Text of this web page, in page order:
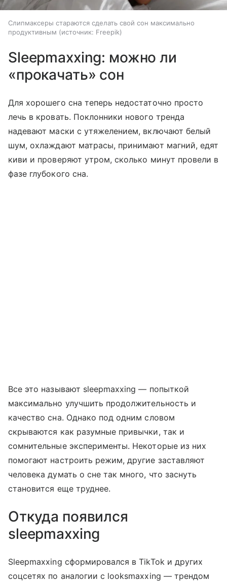
Слипмаксеры стараются сделать свой сон максимально
продуктивным
источник: Freepik
Sleepmaxxing: можно ли
«прокачать» сон
Для хорошего сна теперь недостаточно просто
лечь в кровать. Поклонники нового тренда
надевают маски с утяжелением, включают белый
шум, охлаждают матрасы, принимают магний, едят
киви и проверяют утром, сколько минут провели в
фазе глубокого сна.
Все это называют sleepmaxxing — попыткой
максимально улучшить продолжительность и
качество сна. Однако под одним словом
скрываются как разумные привычки, так и
сомнительные эксперименты. Некоторые из них
помогают настроить режим, другие заставляют
человека думать о сне так много, что заснуть
становится еще труднее.
Откуда появился
sleepmaxxing
Sleepmaxxing сформировался в TikTok и других
соцсетях по аналогии с looksmaxxing — трендом